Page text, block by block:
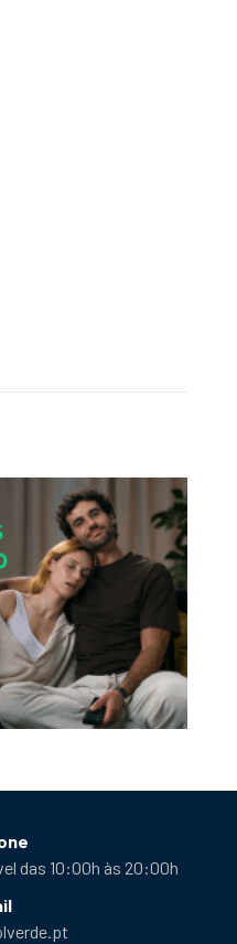
das 10:00h às 20:00h